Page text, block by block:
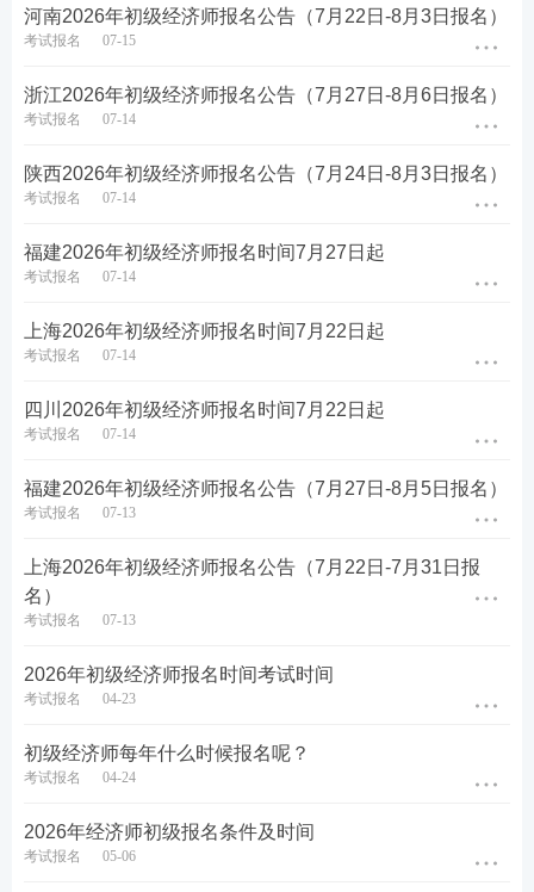
河南2026年初级经济师报名公告（7月22日-8月3日报名）
考试报名 07-15
浙江2026年初级经济师报名公告（7月27日-8月6日报名）
考试报名 07-14
陕西2026年初级经济师报名公告（7月24日-8月3日报名）
考试报名 07-14
福建2026年初级经济师报名时间7月27日起
考试报名 07-14
上海2026年初级经济师报名时间7月22日起
考试报名 07-14
四川2026年初级经济师报名时间7月22日起
考试报名 07-14
福建2026年初级经济师报名公告（7月27日-8月5日报名）
考试报名 07-13
上海2026年初级经济师报名公告（7月22日-7月31日报
名）
考试报名 07-13
2026年初级经济师报名时间考试时间
考试报名 04-23
初级经济师每年什么时候报名呢？
考试报名 04-24
2026年经济师初级报名条件及时间
考试报名 05-06